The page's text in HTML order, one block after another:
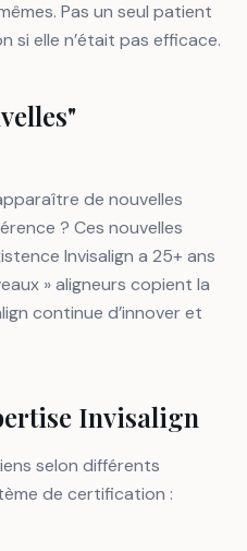
Pas un seul patient
si elle n’était pas efficace.
de nouvelles
? Ces nouvelles
Invisalign a 25+ ans
» aligneurs copient la
continue d’innover et
Invisalign
selon différents
de certification :